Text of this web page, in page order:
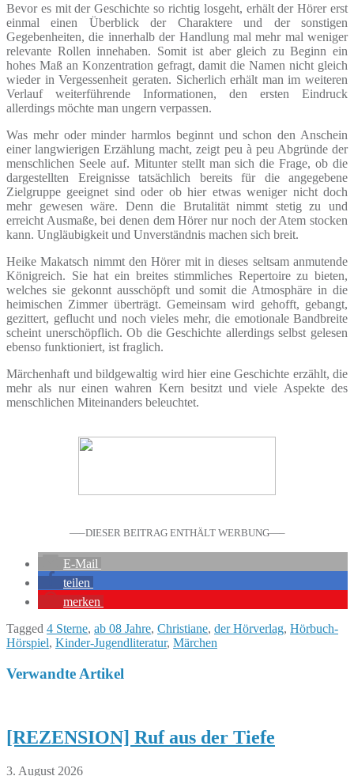
Bevor es mit der Geschichte so richtig losgeht, erhält der Hörer erst
einmal einen Überblick der Charaktere und der sonstigen
Gegebenheiten, die innerhalb der Handlung mal mehr mal weniger
relevante Rollen innehaben. Somit ist aber gleich zu Beginn ein
hohes Maß an Konzentration gefragt, damit die Namen nicht gleich
wieder in Vergessenheit geraten. Sicherlich erhält man im weiteren
Verlauf weiterführende Informationen, den ersten Eindruck
allerdings möchte man ungern verpassen.
Was mehr oder minder harmlos beginnt und schon den Anschein
einer langwierigen Erzählung macht, zeigt peu à peu Abgründe der
menschlichen Seele auf. Mitunter stellt man sich die Frage, ob die
dargestellten Ereignisse tatsächlich bereits für die angegebene
Zielgruppe geeignet sind oder ob hier etwas weniger nicht doch
mehr gewesen wäre. Denn die Brutalität nimmt stetig zu und
erreicht Ausmaße, bei denen dem Hörer nur noch der Atem stocken
kann. Ungläubigkeit und Unverständnis machen sich breit.
Heike Makatsch nimmt den Hörer mit in dieses seltsam anmutende
Königreich. Sie hat ein breites stimmliches Repertoire zu bieten,
welches sie gekonnt ausschöpft und somit die Atmosphäre in die
heimischen Zimmer überträgt. Gemeinsam wird gehofft, gebangt,
gezittert, geflucht und noch vieles mehr, die emotionale Bandbreite
scheint unerschöpflich. Ob die Geschichte allerdings selbst gelesen
ebenso funktioniert, ist fraglich.
Märchenhaft und bildgewaltig wird hier eine Geschichte erzählt, die
mehr als nur einen wahren Kern besitzt und viele Aspekte des
menschlichen Miteinanders beleuchtet.
—–DIESER BEITRAG ENTHÄLT WERBUNG—–
E-Mail
teilen
merken
Tagged 4 Sterne, ab 08 Jahre, Christiane, der Hörverlag, Hörbuch-
Hörspiel, Kinder-Jugendliteratur, Märchen
Verwandte Artikel
[REZENSION] Ruf aus der Tiefe
3. August 2026